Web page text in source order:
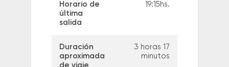
Horario de
última
salida
19:15hs.
Duración
aproximada
de viaje
3 horas 17
minutos